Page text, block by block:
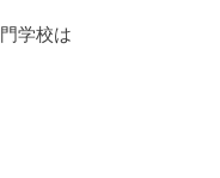
学校は